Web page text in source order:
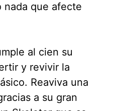
nada que afecte
al cien su
y revivir la
Reaviva una
a su gran